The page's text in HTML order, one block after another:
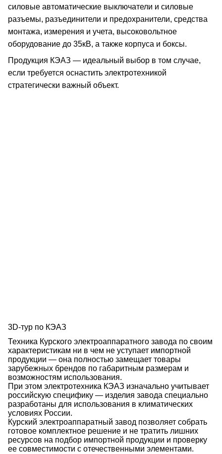
силовые автоматические выключатели и силовые
разъемы, разъединители и предохранители, средства
монтажа, измерения и учета, высоковольтное
оборудование до 35кВ, а также корпуса и боксы.
Продукция КЭАЗ — идеальный выбор в том случае,
если требуется оснастить электротехникой
стратегически важный объект.
3D-тур по КЭАЗ
Техника Курского электроаппаратного завода по своим
характеристикам ни в чем не уступает импортной
продукции — она полностью замещает товары
зарубежных брендов по габаритным размерам и
возможностям использования.
При этом электротехника КЭАЗ изначально учитывает
российскую специфику — изделия завода специально
разработаны для использования в климатических
условиях России.
Курский электроаппаратный завод позволяет собрать
готовое комплектное решение и не тратить лишних
ресурсов на подбор импортной продукции и проверку
ее совместимости с отечественными элементами.